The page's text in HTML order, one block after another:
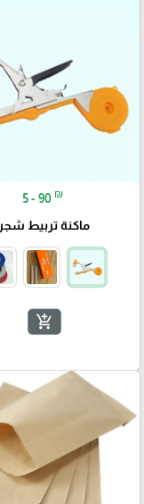
5 - 90 ₪
ماكنة تربيط شجر
add_shopping_cart